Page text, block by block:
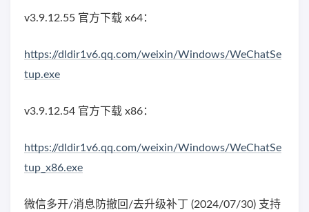
v3.9.12.55 官方下载 x64：
https://dldir1v6.qq.com/weixin/Windows/WeChatSe
tup.exe
v3.9.12.54 官方下载 x86：
https://dldir1v6.qq.com/weixin/Windows/WeChatSe
tup_x86.exe
微信多开/消息防撤回/去升级补丁 (2024/07/30) 支持